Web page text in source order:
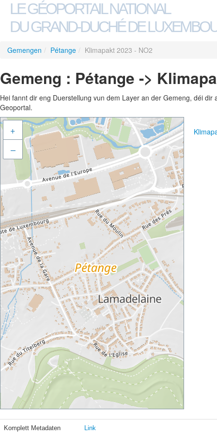
LE GÉOPORTAIL NATIONAL
DU GRAND-DUCHÉ DE
Gemengen / Pétange / Klimapakt 2023 - NO2
Gemeng : Pétange ->
Hei fannt dir eng Duerstellung vun dem Layer an der Gemeng, déi
Geoportal.
+
–
Komplett Metadaten Link